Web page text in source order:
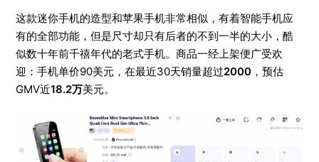
这款迷你手机的造型和苹果手机非常相似，有着智能手机应
有的全部功能，但是尺寸却只有后者的不到一半的大小，酷
似数十年前千禧年代的老式手机。商品一经上架便广受欢
迎：手机单价90美元，在最近30天销量超过2000 ，预估
GMV近18.2万美元。